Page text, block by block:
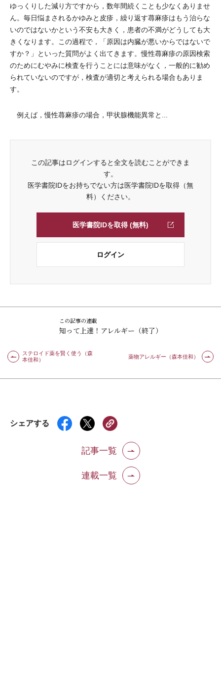
ゆっくりした減り方ですから，数年間続くことも少なくありませ
ん。毎日悩まされるかゆみと皮疹，繰り返す蕁麻疹はもう治らな
いのではないかという不安も大きく，患者の不満がどうしても大
きくなります。この過程で，「原因は内臓が悪いからではないで
すか？」といった質問がよく出てきます。慢性蕁麻疹の原因検索
のためにむやみに検査を行うことには意味がなく，一般的に勧め
られていないのですが，検査が適切と考えられる場合もありま
す。
例えば，慢性蕁麻疹の場合，甲状腺機能異常と...
この記事はログインすると全文を読むことができま
す。
医学書院IDをお持ちでない方は医学書院IDを取得（無
料）ください。
医学書院IDを取得 (無料)
ログイン
この記事の連載
知って上達！アレルギー（終了）
ステロイド薬を賢く使う（森
本佳和）
薬物アレルギー（森本佳和）
シェアする
記事一覧
連載一覧